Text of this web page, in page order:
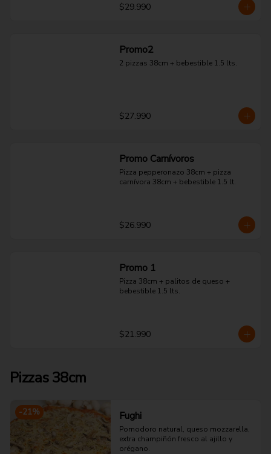
$29.990
Promo2
2 pizzas 38cm + bebestible 1.5 lts.
$27.990
Promo Carnívoros
Pizza pepperonazo 38cm + pizza
carnívora 38cm + bebestible 1.5 lt.
$26.990
Promo 1
Pizza 38cm + palitos de queso +
bebestible 1.5 lts.
$21.990
Pizzas 38cm
-21% Fughi
Pomodoro natural, queso mozzarella,
extra champiñón fresco al ajillo y
orégano.